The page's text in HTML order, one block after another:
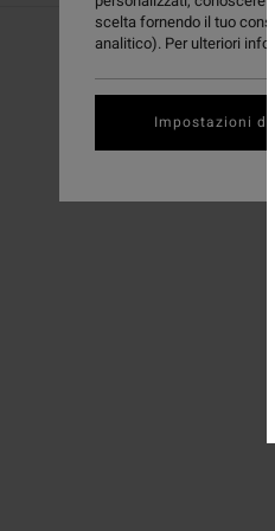
scelta fornendo il tuo
analitico). Per ulteriori
Impostazioni